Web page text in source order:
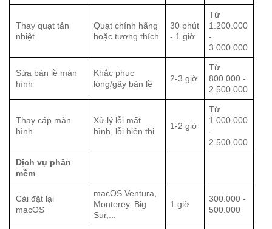
Thay quạt tản
nhiệt
Quạt chính hãng
hoặc tương thích
30 phút
- 1 giờ
Từ
1.200.000
-
3.000.000
Sửa bản lề màn
hình
Khắc phục
lỏng/gãy bản lề
2-3 giờ
Từ
800.000 -
2.500.000
Thay cáp màn
hình
Xử lý lỗi mất
hình, lỗi hiển thị
1-2 giờ
Từ
1.000.000
-
2.500.000
Dịch vụ phần
mềm
Cài đặt lại
macOS
macOS Ventura,
Monterey, Big
Sur,...
1 giờ
300.000 -
500.000